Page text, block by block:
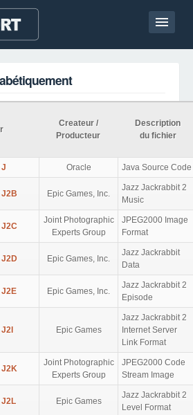
L’EXTENSION DU FICHIER
Createur /
Producteur
Description
du fichier
J Oracle Java Source Code
J2B Epic Games, Inc.
Jazz Jackrabbit 2
Music
J2C
Joint Photographic
Experts Group
JPEG2000 Image
Format
J2D Epic Games, Inc.
Jazz Jackrabbit
Data
J2E Epic Games, Inc.
Jazz Jackrabbit 2
Episode
J2I Epic Games
Jazz Jackrabbit 2
Internet Server
Link Format
J2K
Joint Photographic
Experts Group
JPEG2000 Code
Stream Image
J2L Epic Games
Jazz Jackrabbit 2
Level Format